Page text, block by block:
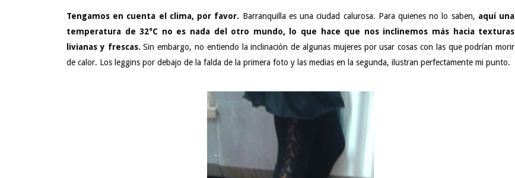
Tengamos en cuenta el clima, por favor. Barranquilla es una ciudad calurosa. Para quienes no lo saben, aquí una
temperatura de 32°C no es nada del otro mundo, lo que hace que nos inclinemos más hacia texturas
livianas y frescas.Sin embargo, no entiendo la inclinación de algunas mujeres por usar cosas con las que podrían morir
de calor. Los leggins por debajo de la falda de la primera foto y las medias en la segunda, ilustran perfectamente mi punto.